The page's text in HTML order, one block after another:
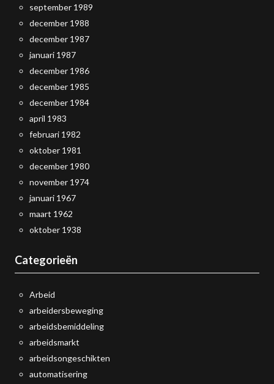
september 1989
december 1988
december 1987
januari 1987
december 1986
december 1985
december 1984
april 1983
februari 1982
oktober 1981
december 1980
november 1974
januari 1967
maart 1962
oktober 1938
Categorieën
Arbeid
arbeidersbeweging
arbeidsbemiddeling
arbeidsmarkt
arbeidsongeschikten
automatisering